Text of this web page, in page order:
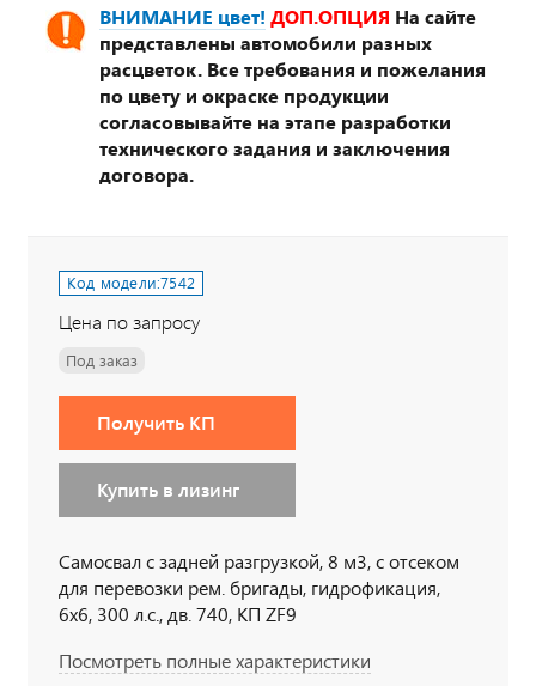
ВНИМАНИЕ цвет! ДОП.ОПЦИЯ На сайте
представлены автомобили разных
расцветок. Все требования и пожелания
по цвету и окраске продукции
согласовывайте на этапе разработки
технического задания и заключения
договора.
Код модели:7542
Цена по запросу
Под заказ
Получить КП
Купить в лизинг
Самосвал с задней разгрузкой, 8 м3, с отсеком
для перевозки рем. бригады, гидрофикация,
6х6, 300 л.с., дв. 740, КП ZF9
Посмотреть полные характеристики